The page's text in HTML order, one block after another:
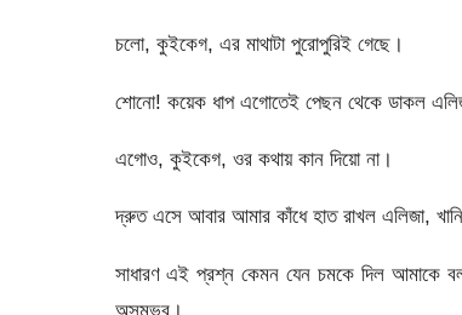
চলো, কুইকেগ, এর মাথাটা পুরোপুরিই গেছে।
শোনো! কয়েক ধাপ এগোতেই পেছন থেকে ডাকল
এগোও, কুইকেগ, ওর কথায় কান দিয়ো না।
দ্রুত এসে আবার আমার কাঁধে হাত রাখল এলিজা,
সাধারণ এই প্রশ্ন কেমন যেন চমকে দিল আমাকে
অসম্ভব।